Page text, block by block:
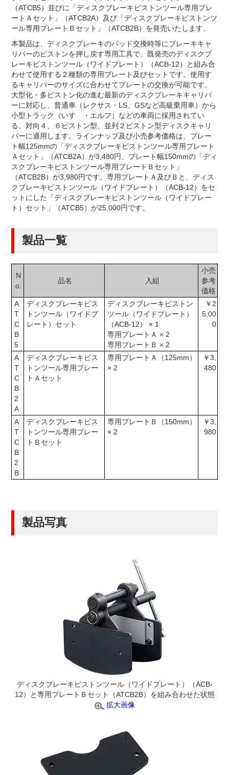
（ATCB5）並びに「ディスクブレーキピストンツール専用プレ
ートＡセット」（ATCB2A）及び「ディスクブレーキピストンツ
ール専用プレートＢセット」（ATCB2B）を発売いたします。
本製品は、ディスクブレーキのパッド交換時等にブレーキキャ
リパーのピストンを押し戻す専用工具で、既発売のディスクブ
レーキピストンツール（ワイドプレート）（ACB-12）と組み合
わせて使用する２種類の専用プレート及びセットです。使用す
るキャリパーのサイズに合わせてプレートの交換が可能です。
大型化・多ピストン化の進む最新のディスクブレーキキャリパ
ーに対応し、普通車（レクサス・LS、GSなど高級乗用車）から
小型トラック（いすゞ・エルフ）などの車両に採用されてい
る、対向４、６ピストン型、並列２ピストン型ディスクキャリ
パーに適用します。ラインナップ及び小売参考価格は、プレー
ト幅125mmの「ディスクブレーキピストンツール専用プレート
Ａセット」（ATCB2A）が3,480円、プレート幅150mmの「ディ
スクブレーキピストンツール専用プレートＢセット」
（ATCB2B）が3,980円です。専用プレートＡ及びＢと、ディス
クブレーキピストンツール（ワイドプレート）（ACB-12）をセ
ットにした「ディスクブレーキピストンツール（ワイドプレー
ト）セット」（ATCB5）が25,000円です。
製品一覧
N
o.
品名 入組
小売
参考
価格
A
T
C
B
5
ディスクブレーキピス
トンツール（ワイドプ
レート）セット
ディスクブレーキピストン
ツール（ワイドプレート）
（ACB-12） × 1
専用プレートＡ × 2
専用プレートＢ × 2
￥2
5,00
0
A
T
C
B
2
A
ディスクブレーキピス
トンツール専用プレー
トＡセット
専用プレートＡ（125mm）
× 2
￥3,
480
A
T
C
B
2
B
ディスクブレーキピス
トンツール専用プレー
トＢセット
専用プレートＢ（150mm）
× 2
￥3,
980
製品写真
ディスクブレーキピストンツール（ワイドプレート）（ACB-
12）と専用プレートＢセット（ATCB2B）を組み合わせた状態
拡大画像